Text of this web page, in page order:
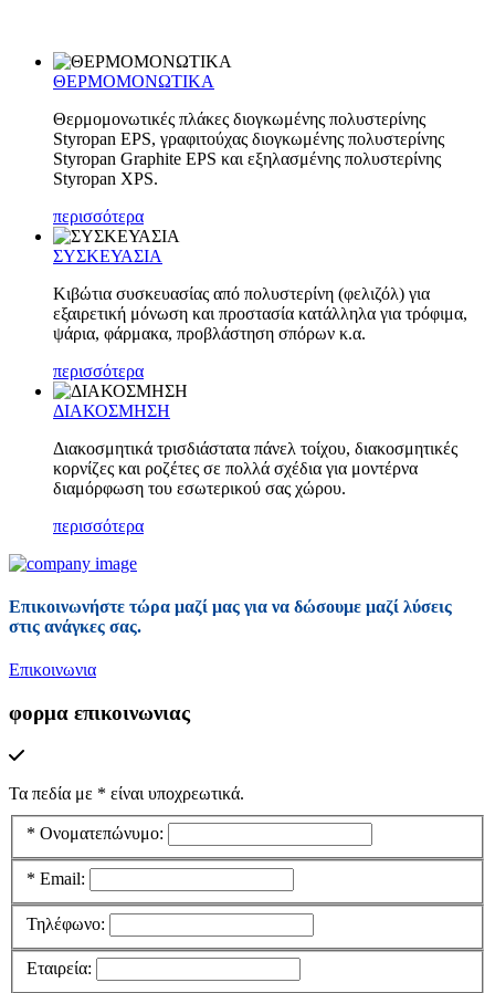
ΘΕΡΜΟΜΟΝΩΤΙΚΑ
Θερμομονωτικές πλάκες διογκωμένης πολυστερίνης
Styropan EPS, γραφιτούχας διογκωμένης πολυστερίνης
Styropan Graphite EPS και εξηλασμένης πολυστερίνης
Styropan XPS.
περισσότερα
ΣΥΣΚΕΥΑΣΙΑ
Κιβώτια συσκευασίας από πολυστερίνη (φελιζόλ) για
εξαιρετική μόνωση και προστασία κατάλληλα για τρόφιμα,
ψάρια, φάρμακα, προβλάστηση σπόρων κ.α.
περισσότερα
ΔΙΑΚΟΣΜΗΣΗ
Διακοσμητικά τρισδιάστατα πάνελ τοίχου, διακοσμητικές
κορνίζες και ροζέτες σε πολλά σχέδια για μοντέρνα
διαμόρφωση του εσωτερικού σας χώρου.
περισσότερα
Επικοινωνήστε τώρα μαζί μας για να δώσουμε μαζί λύσεις
στις ανάγκες σας.
Επικοινωνια
φορμα επικοινωνιας
Τα πεδία με * είναι υποχρεωτικά.
* Ονοματεπώνυμο:
* Email:
Τηλέφωνο:
Εταιρεία: